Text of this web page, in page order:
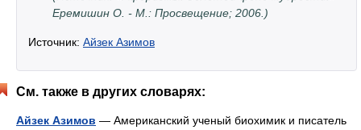
Еремишин О. - М.: Просвещение; 2006.)
Источник: Айзек Азимов
См. также в других словарях:
Айзек Азимов — Американский ученый биохимик и писатель